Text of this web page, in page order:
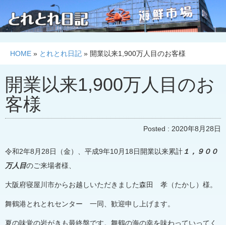
HOME » とれとれ日記 » 開業以来1,900万人目のお客様
開業以来1,900万人目のお
客様
Posted : 2020年8月28日
令和2年8月28日（金）、平成9年10月18日開業以来累計１，９００
万人目のご来場者様、
大阪府寝屋川市からお越しいただきました森田 孝（たかし）様。
舞鶴港とれとれセンター 一同、歓迎申し上げます。
夏の味覚の岩がきも最終盤です。舞鶴の海の幸を味わっていってく